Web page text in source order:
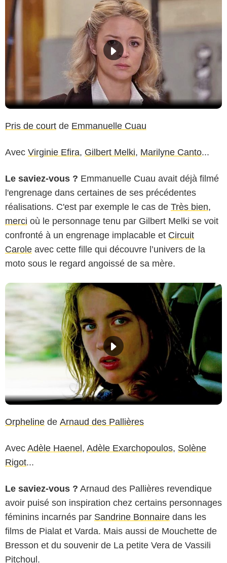
Pris de court de Emmanuelle Cuau
Avec Virginie Efira, Gilbert Melki, Marilyne Canto...
Le saviez-vous ? Emmanuelle Cuau avait déjà filmé
l'engrenage dans certaines de ses précédentes
réalisations. C'est par exemple le cas de Très bien,
merci où le personnage tenu par Gilbert Melki se voit
confronté à un engrenage implacable et Circuit
Carole avec cette fille qui découvre l’univers de la
moto sous le regard angoissé de sa mère.
Orpheline de Arnaud des Pallières
Avec Adèle Haenel , Adèle Exarchopoulos, Solène
Rigot...
Le saviez-vous ? Arnaud des Pallières revendique
avoir puisé son inspiration chez certains personnages
féminins incarnés par Sandrine Bonnaire dans les
films de Pialat et Varda. Mais aussi de Mouchette de
Bresson et du souvenir de La petite Vera de Vassili
Pitchoul.